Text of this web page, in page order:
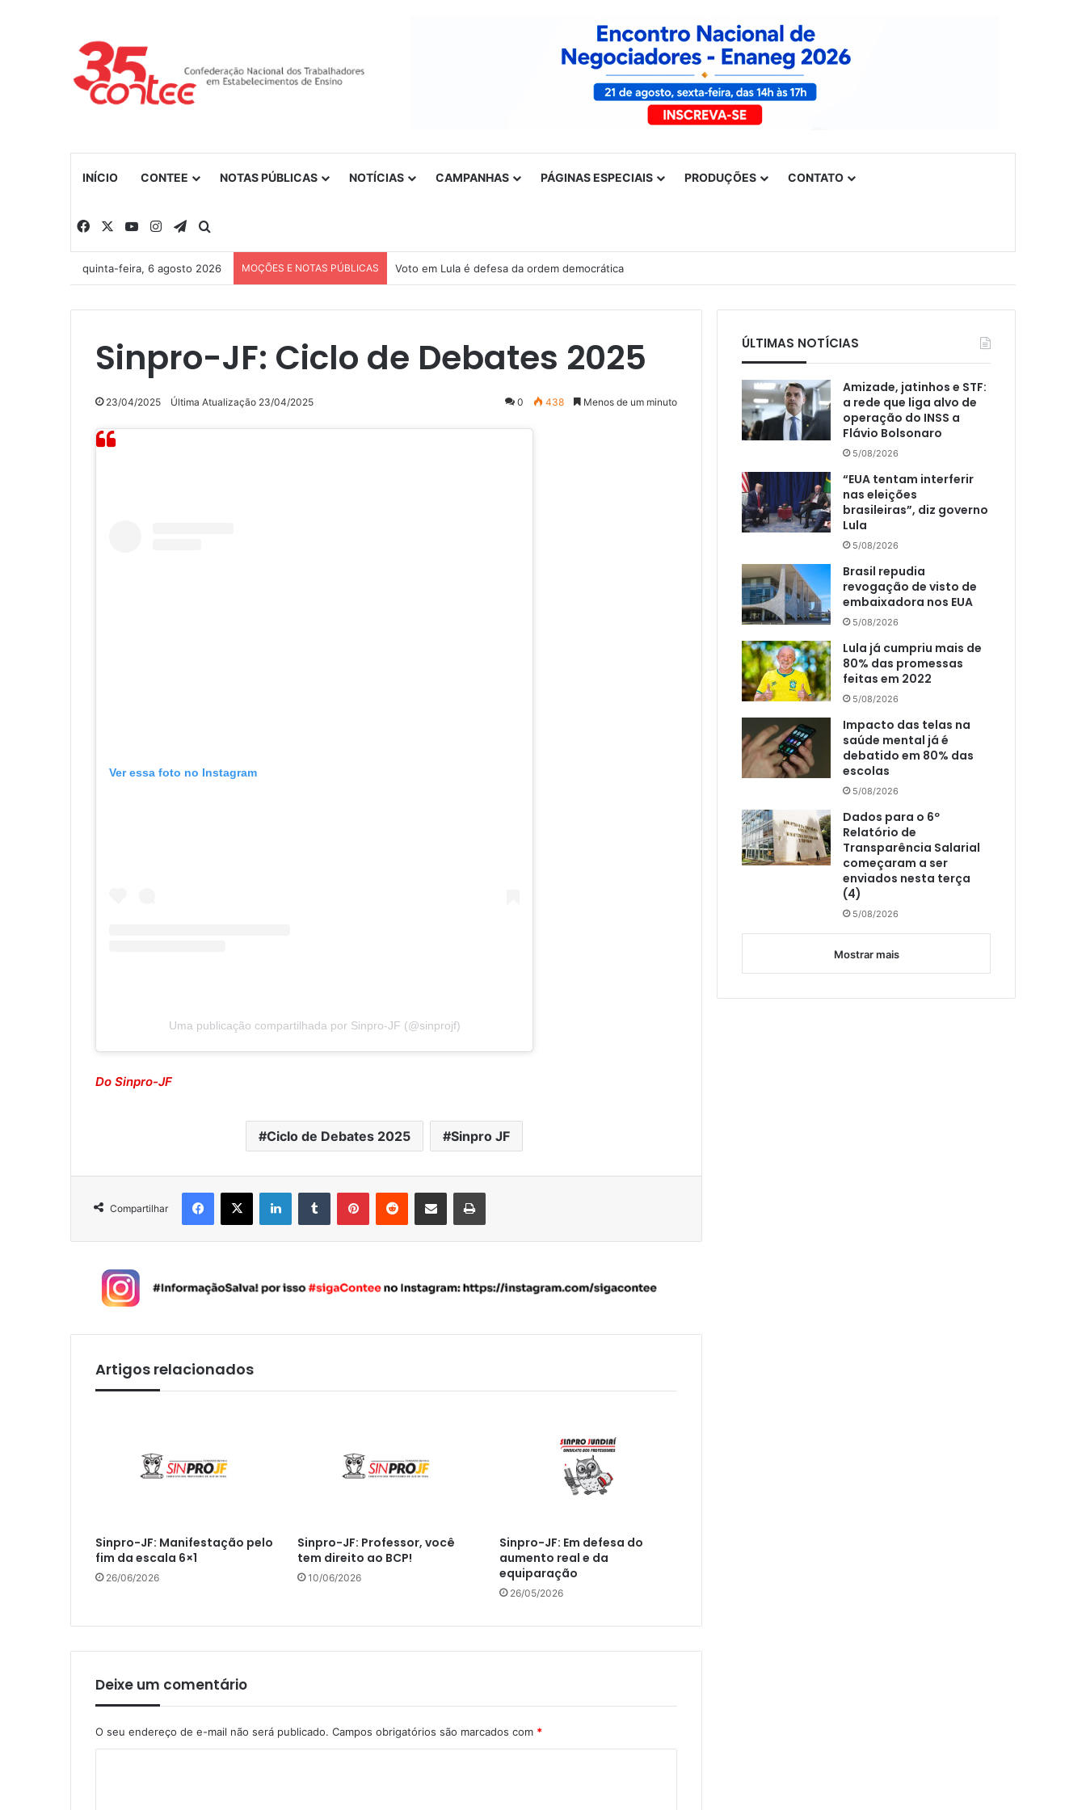
INÍCIO CONTEE NOTAS PÚBLICAS NOTÍCIAS CAMPANHAS PÁGINAS ESPECIAIS PRODUÇÕES CONTATO
Facebook YouTubeInstagramTelegram
quinta-feira, 6 agosto 2026 MOÇÕES E NOTAS PÚBLICAS Voto em Lula é defesa da ordem democrática
Sinpro-JF: Ciclo de Debates 2025
23/04/2025 Última Atualização 23/04/2025 0 438 Menos de um minuto
Ver essa foto no Instagram
Uma publicação compartilhada por Sinpro-JF (@sinprojf)
Do Sinpro-JF
Ciclo de Debates 2025 Sinpro JF
Compartilhar
Artigos relacionados
Sinpro-JF: Manifestação pelo
fim da escala 6×1
26/06/2026
Sinpro-JF: Professor, você
tem direito ao BCP!
10/06/2026
Sinpro-JF: Em defesa do
aumento real e da
equiparação
26/05/2026
Deixe um comentário
O seu endereço de e-mail não será publicado. Campos obrigatórios são marcados com *
ÚLTIMAS NOTÍCIAS
Amizade, jatinhos e STF:
a rede que liga alvo de
operação do INSS a
Flávio Bolsonaro
5/08/2026
“EUA tentam interferir
nas eleições
brasileiras”, diz governo
Lula
5/08/2026
Brasil repudia
revogação de visto de
embaixadora nos EUA
5/08/2026
Lula já cumpriu mais de
80% das promessas
feitas em 2022
5/08/2026
Impacto das telas na
saúde mental já é
debatido em 80% das
escolas
5/08/2026
Dados para o 6º
Relatório de
Transparência Salarial
começaram a ser
enviados nesta terça
(4)
5/08/2026
Mostrar mais